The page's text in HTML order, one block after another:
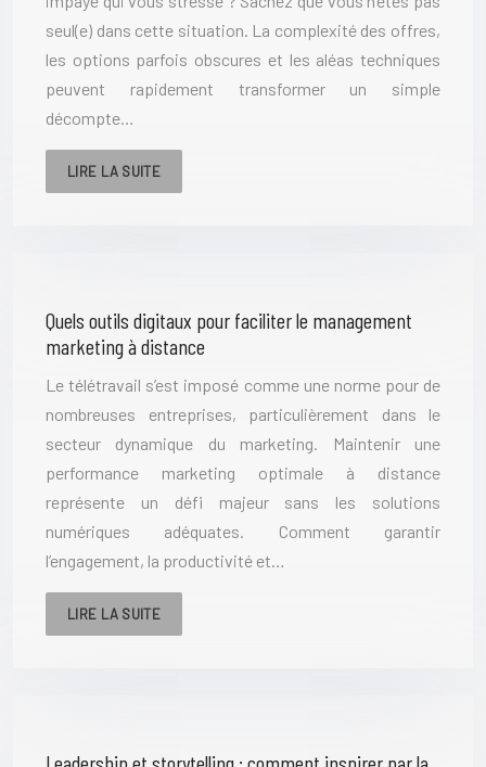
seul(e) dans cette situation. La complexité des offres,
les options parfois obscures et les aléas techniques
peuvent rapidement transformer un simple
décompte…
LIRE LA SUITE
Quels outils digitaux pour faciliter le management
marketing à distance
Le télétravail s’est imposé comme une norme pour de
nombreuses entreprises, particulièrement dans le
secteur dynamique du marketing. Maintenir une
performance marketing optimale à distance
représente un défi majeur sans les solutions
numériques adéquates. Comment garantir
l’engagement, la productivité et…
LIRE LA SUITE